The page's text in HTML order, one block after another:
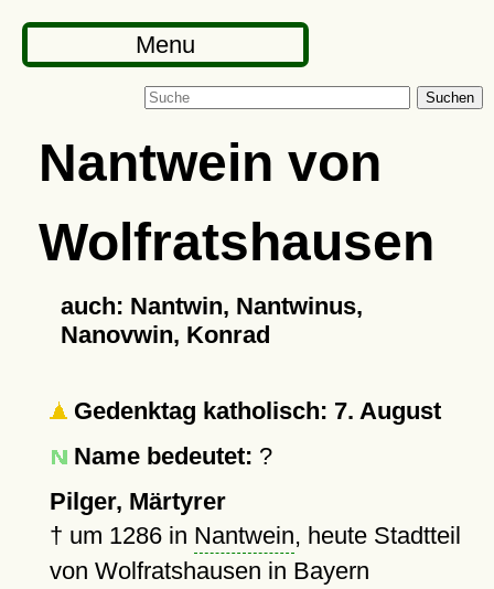
Menu
Suchen
Nantwein von
Wolfratshausen
auch: Nantwin, Nantwinus,
Nanovwin, Konrad
Gedenktag katholisch: 7. August
Name bedeutet: ?
Pilger, Märtyrer
† um 1286in Nantwein, heute Stadtteil
von Wolfratshausen in Bayern